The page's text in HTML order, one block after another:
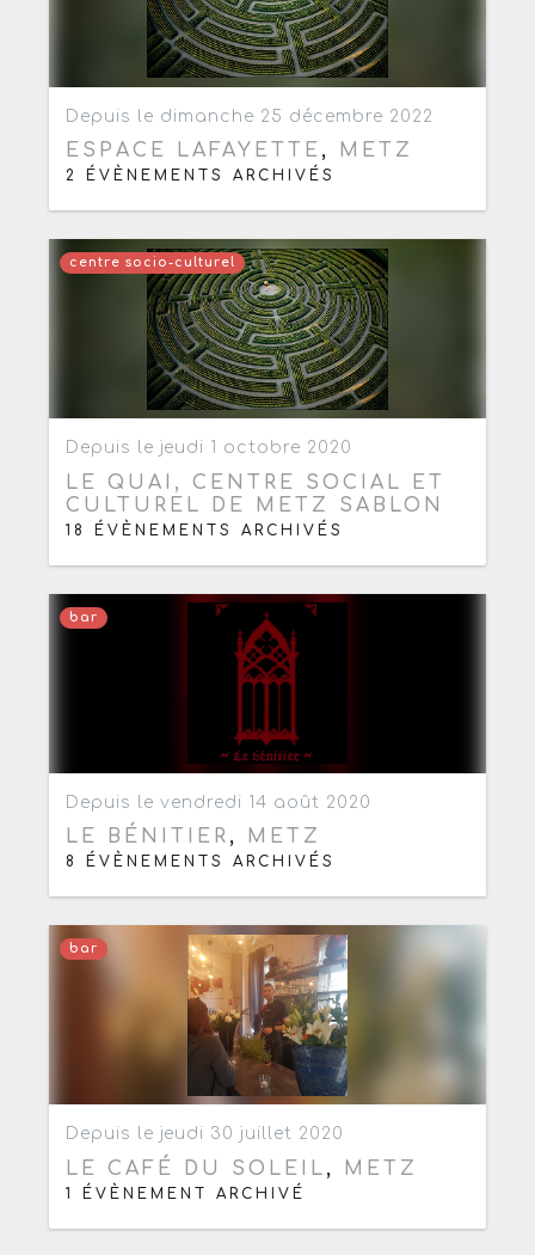
Depuis le dimanche 25 décembre 2022
ESPACE LAFAYETTE , METZ
2 ÉVÈNEMENTS ARCHIVÉS
centre socio-culturel
Depuis le jeudi 1 octobre 2020
LE QUAI, CENTRE SOCIAL ET
CULTUREL DE METZ SABLON
18 ÉVÈNEMENTS ARCHIVÉS
bar
Depuis le vendredi 14 août 2020
LE BÉNITIER , METZ
8 ÉVÈNEMENTS ARCHIVÉS
bar
Depuis le jeudi 30 juillet 2020
LE CAFÉ DU SOLEIL , METZ
1 ÉVÈNEMENT ARCHIVÉ